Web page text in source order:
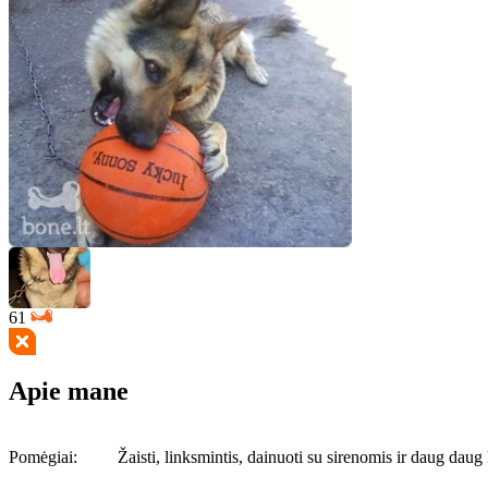
61
Apie mane
Pomėgiai: Žaisti, linksmintis, dainuoti su sirenomis ir daug daug